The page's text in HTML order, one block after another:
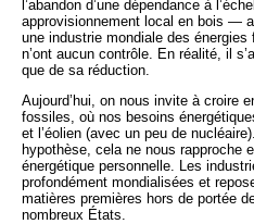
l’abandon d’une dépendance à
approvisionnement local en bois —
une industrie mondiale des
n’ont aucun contrôle. En réalité, il
que de sa réduction.
Aujourd’hui, on nous invite à croire
fossiles, où nos besoins
et l’éolien (avec un peu de
hypothèse, cela ne nous rapproche
énergétique personnelle. Les
profondément mondialisées et
matières premières hors de portée
nombreux États.